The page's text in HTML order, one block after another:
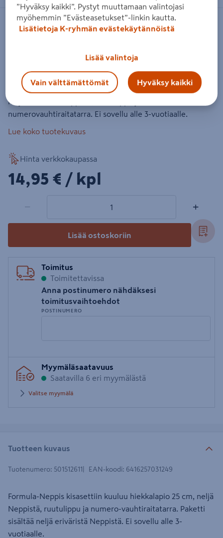
PLASTEX
EAN-koodi:6416257031249
Formula-Neppis-kisasetissä on 25 cm pitkä hiekkalapio,
neljä eriväristä neppistä, ruutulippu ja
numerovauhtiraitatarra. Ei sovellu alle 3-vuotiaalle.
Lue koko tuotekuvaus
Hinta verkkokaupassa
14,95€/kpl
14,95 € / kpl
− +
Lisää ostoskoriin
Toimitus
Toimitettavissa
Anna postinumero nähdäksesi
toimitusvaihtoehdot
POSTINUMERO
postinumero
Myymäläsaatavuus
Saatavilla 6 eri myymälästä
Valitse myymälä
Tuotteen kuvaus
Tuotenumero: 501512611 EAN-koodi: 6416257031249
Formula-Neppis kisasettiin kuuluu hiekkalapio 25 cm, neljä
Neppistä, ruutulippu ja numero-vauhtiraitatarra. Paketti
sisältää neljä eriväristä Neppistä. Ei sovellu alle 3-
vuotiaalle.
”Hyväksy kaikki”. Pystyt muuttamaan valintojasi
myöhemmin ”Evästeasetukset”-linkin kautta.
Lisätietoja K-ryhmän evästekäytännöistä
Lisää valintoja
Vain välttämättömät Hyväksy kaikki